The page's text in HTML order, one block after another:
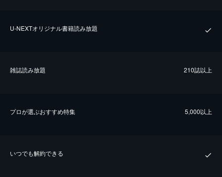
U-NEXTオリジナル書籍読み放題
雑誌読み放題 210誌以上
プロが選ぶおすすめ特集 5,000以上
いつでも解約できる